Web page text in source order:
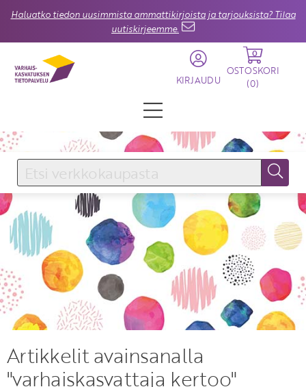
Haluatko tiedon uusimmista ammattikirjoista ja tarjouksista? Tilaa
uutiskirjeemme.
KIRJAUDU
0
OSTOSKORI
(0)
KIRJAUDU SISÄÄN
Käyttäjätunnus
Salasana
Unohtuiko salasana?
KIRJAUDU SISÄÄN
Etkö ole vielä Varhaiskasvatuksen Tietopalvelun
Artikkelit avainsanalla
"varhaiskasvattaja kertoo"